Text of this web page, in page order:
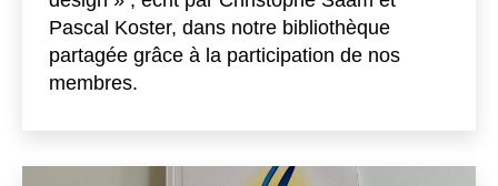
Pascal Koster, dans notre bibliothèque
partagée grâce à la participation de nos
membres.